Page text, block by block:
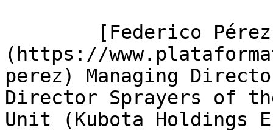
(https://
perez) Managing
Director Sprayers of
Unit (Kubota Holdings